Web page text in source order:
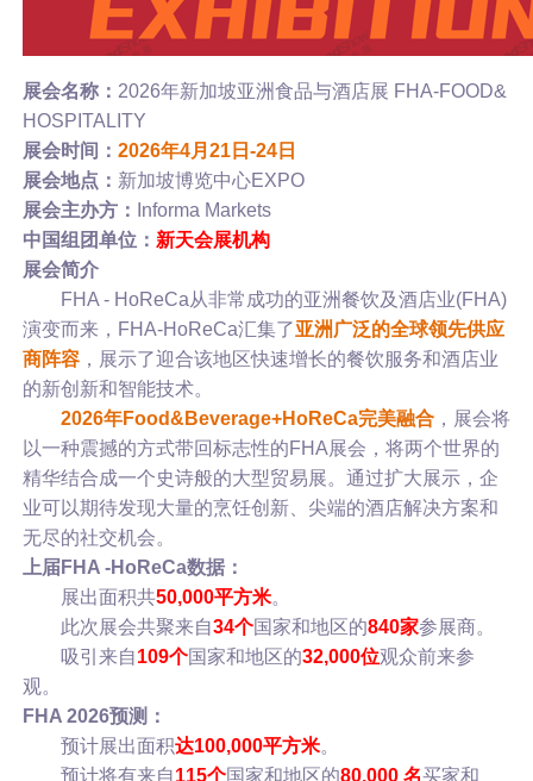
展会名称： 2026年新加坡亚洲食品与酒店展 FHA-FOOD&
HOSPITALITY
展会时间： 2026年4月21日-24日
展会地点： 新加坡博览中心EXPO
展会主办方：
Informa Markets
中国组团单位： 新天会展机构
展会简介
FHA - HoReCa从非常成功的亚洲餐饮及酒店业(FHA)
演变而来，FHA-HoReCa汇集了亚洲广泛的全球领先供应
商阵容，展示了迎合该地区快速增长的餐饮服务和酒店业
的新创新和智能技术。
2026年Food&Beverage+HoReCa完美融合，展会将
以一种震撼的方式带回标志性的FHA展会，将两个世界的
精华结合成一个史诗般的大型贸易展。通过扩大展示，企
业可以期待发现大量的烹饪创新、尖端的酒店解决方案和
无尽的社交机会。
上届FHA -HoReCa数据：
展出面积共50,000平方米。
此次展会共聚来自34个国家和地区的840家参展商。
吸引来自109个国家和地区的32,000位观众前来参
观。
FHA 2026预测：
预计展出面积达100,000平方米。
预计将有来自115个国家和地区的80,000 名买家和